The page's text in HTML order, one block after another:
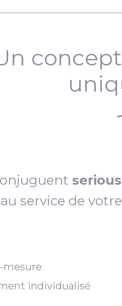
service de
mesure
individualisé